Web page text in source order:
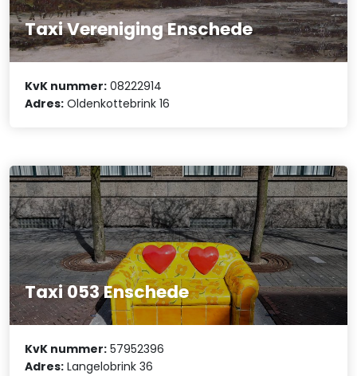
Taxi Vereniging Enschede
KvK nummer: 08222914
Adres: Oldenkottebrink 16
Taxi 053 Enschede
KvK nummer: 57952396
Adres: Langelobrink 36